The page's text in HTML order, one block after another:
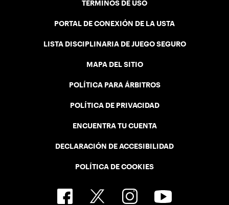
TÉRMINOS DE USO
PORTAL DE CONEXIÓN DE LA USTA
LISTA DISCIPLINARIA DE JUEGO SEGURO
MAPA DEL SITIO
POLÍTICA PARA ÁRBITROS
POLÍTICA DE PRIVACIDAD
ENCUENTRA TU CUENTA
DECLARACIÓN DE ACCESIBILIDAD
POLÍTICA DE COOKIES